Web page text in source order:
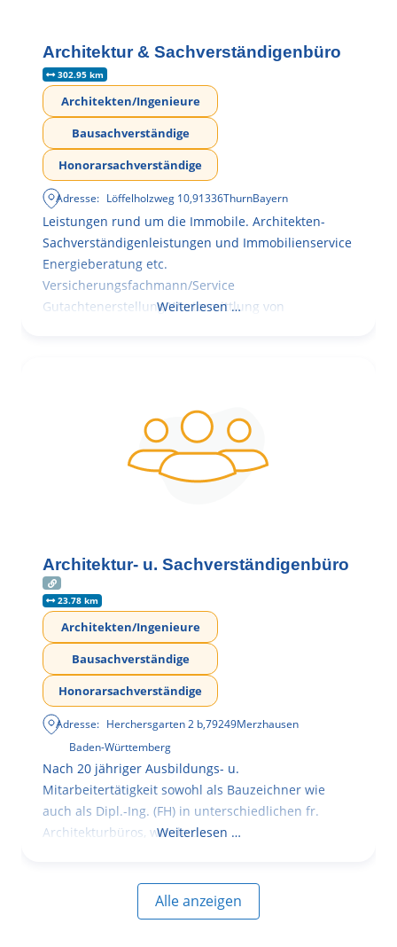
Architektur & Sachverständigenbüro
302.95 km
Architekten/Ingenieure
Bausachverständige
Honorarsachverständige
Adresse: Löffelholzweg 10,91336ThurnBayern
Leistungen rund um die Immobile. Architekten-
Sachverständigenleistungen und Immobilienservice
Energieberatung etc.
Versicherungsfachmann/Service
Gutachtenerstellung Wertermittlung von
Weiterlesen …
Architektur- u. Sachverständigenbüro
23.78 km
Architekten/Ingenieure
Bausachverständige
Honorarsachverständige
Adresse: Herchersgarten 2 b,79249Merzhausen
Baden-Württemberg
Nach 20 jähriger Ausbildungs- u.
Mitarbeitertätigkeit sowohl als Bauzeichner wie
auch als Dipl.-Ing. (FH) in unterschiedlichen fr.
Architekturbüros, wurde das
Weiterlesen …
Alle anzeigen